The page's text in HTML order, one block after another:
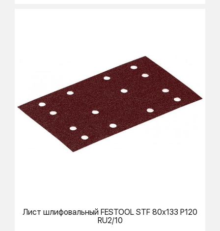
Лист шлифовальный FESTOOL STF 80x133 P120
RU2/10